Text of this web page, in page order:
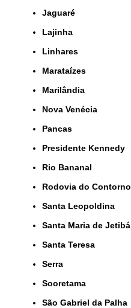
Jaguaré
Lajinha
Linhares
Marataízes
Marilândia
Nova Venécia
Pancas
Presidente Kennedy
Rio Bananal
Rodovia do Contorno
Santa Leopoldina
Santa Maria de Jetibá
Santa Teresa
Serra
Sooretama
São Gabriel da Palha